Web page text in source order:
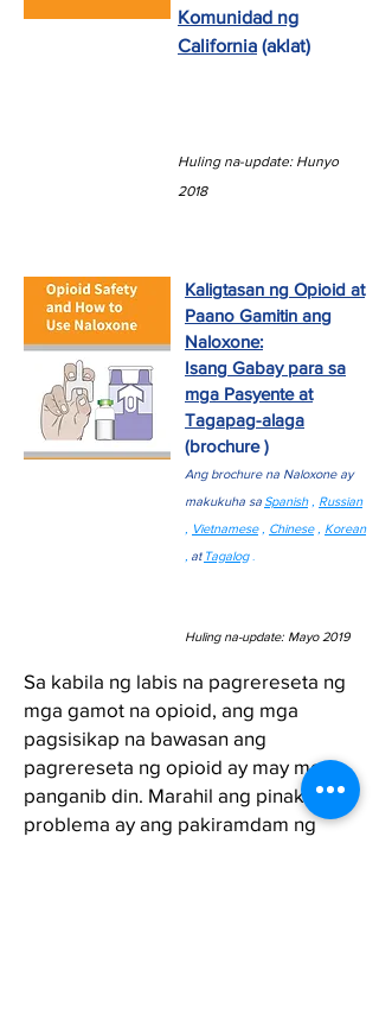
Komunidad ng
California (aklat)
Huling na-update: Hunyo
2018
Kaligtasan ng Opioid at
Paano Gamitin ang
Naloxone:
Isang Gabay para sa
mga Pasyente at
Tagapag-alaga
(brochure)
Ang brochure na Naloxone ay
makukuha sa Spanish, Russian
Vietnamese, Chinese, Korean
at Tagalog
Huling na-update: Mayo 2019
Sa kabila ng labis na pagrereseta ng
mga gamot na opioid, ang mga
pagsisikap na bawasan ang
pagrereseta ng opioid ay may mga
panganib din. Marahil ang pinaka-
problema ay ang pakiramdam ng